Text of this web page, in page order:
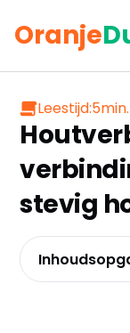
Oranje
Leestijd:5min.
stevig